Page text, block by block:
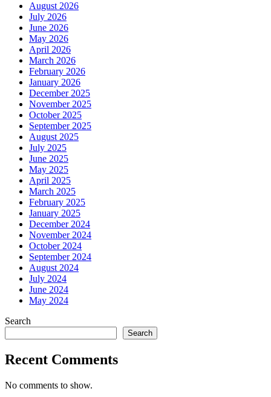
August 2026
July 2026
June 2026
May 2026
April 2026
March 2026
February 2026
January 2026
December 2025
November 2025
October 2025
September 2025
August 2025
July 2025
June 2025
May 2025
April 2025
March 2025
February 2025
January 2025
December 2024
November 2024
October 2024
September 2024
August 2024
July 2024
June 2024
May 2024
Search
Search
Recent Comments
No comments to show.